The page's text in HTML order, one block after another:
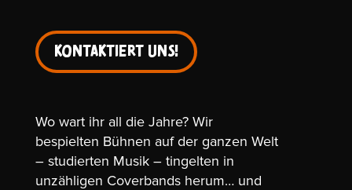
Kontaktiert uns!
Wo wart ihr all die Jahre? Wir
bespielten Bühnen auf der ganzen Welt
– studierten Musik – tingelten in
unzähligen Coverbands herum… und